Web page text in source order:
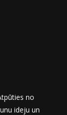
no
ideju un